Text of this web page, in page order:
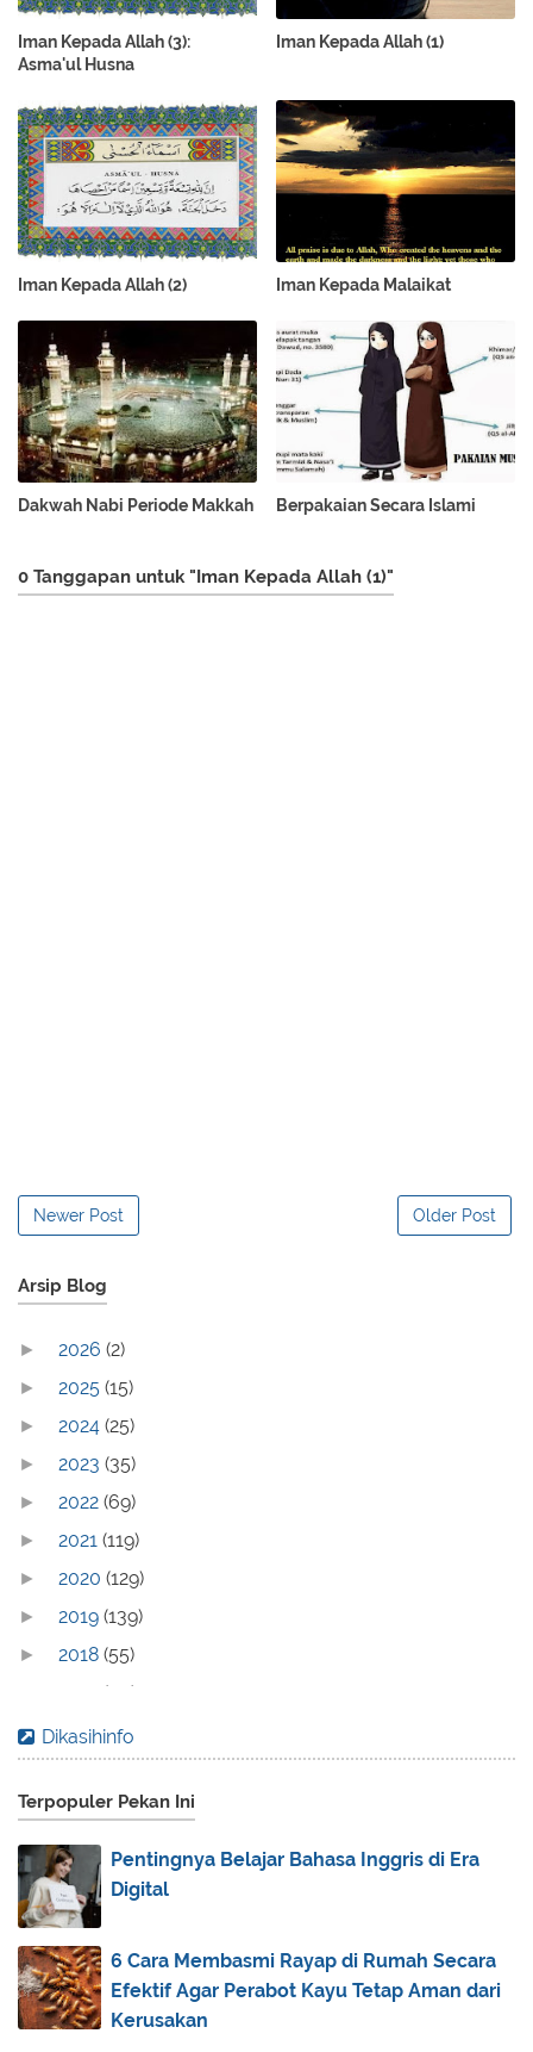
Iman Kepada Allah (3):
Asma'ul Husna
Iman Kepada Allah (1)
Iman Kepada Allah (2) Iman Kepada Malaikat
Dakwah Nabi Periode Makkah Berpakaian Secara Islami
0 Tanggapan untuk "Iman Kepada Allah (1)"
Newer Post Older Post
Arsip Blog
► 2026 (2)
► 2025 (15)
► 2024 (25)
► 2023 (35)
► 2022 (69)
► 2021 (119)
► 2020 (129)
► 2019 (139)
► 2018 (55)
(70)
► 2016(83)
▼ 2014(44)
► December
► November
► October
▼ September(7)
Nama Lain Al-Qur'an
Iman Kepada Allah (1)
Dikasihinfo
Terpopuler Pekan Ini
Pentingnya Belajar Bahasa Inggris di Era
Digital
6 Cara Membasmi Rayap di Rumah Secara
Efektif Agar Perabot Kayu Tetap Aman dari
Kerusakan